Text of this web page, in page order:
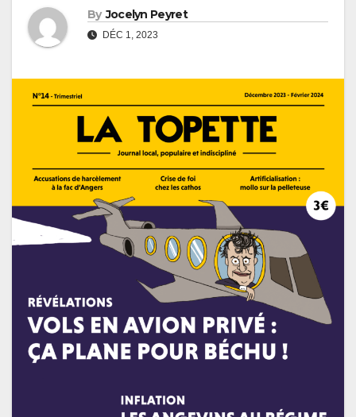
By Jocelyn Peyret
DÉC 1, 2023